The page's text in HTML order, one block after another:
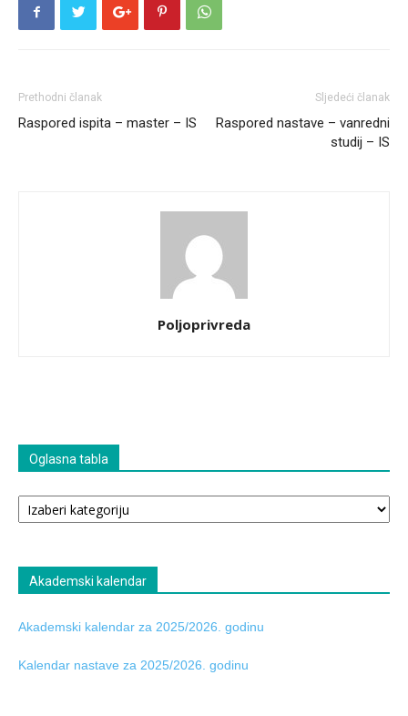
Prethodni članak
Raspored ispita – master – IS
Sljedeći članak
Raspored nastave – vanredni
studij – IS
Poljoprivreda
Oglasna tabla
Oglasna
tabla
Akademski kalendar
Akademski kalendar za 2025/2026. godinu
Kalendar nastave za 2025/2026. godinu